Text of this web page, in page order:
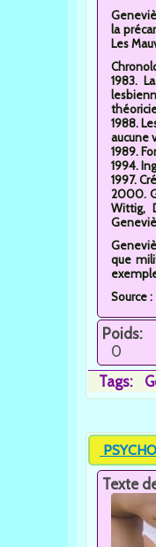
la
Les
1983.
1988.
aucune
1989.
1994.
1997.
2000.
Wittig,
que
Source
Poids:
0
Tags:
Texte